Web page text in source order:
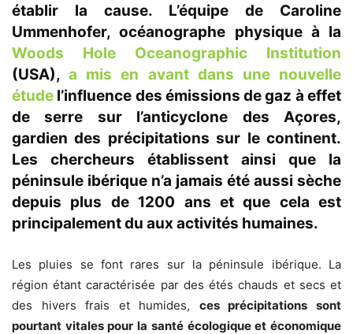
établir la cause. L’équipe de Caroline
Ummenhofer, océanographe physique à la
Woods Hole Oceanographic Institution
(USA),a mis en avant dans une nouvelle
étude l’influence des émissions de gaz à effet
de serre sur l’anticyclone des Açores,
gardien des précipitations sur le continent.
Les chercheurs établissent ainsi que la
péninsule ibérique n’a jamais été aussi sèche
depuis plus de 1200 ans et que cela est
principalement du aux activités humaines.
Les pluies se font rares sur la péninsule ibérique. La
région étant caractérisée par des étés chauds et secs et
des hivers frais et humides, ces précipitations sont
pourtant vitales pour la santé écologique et économique